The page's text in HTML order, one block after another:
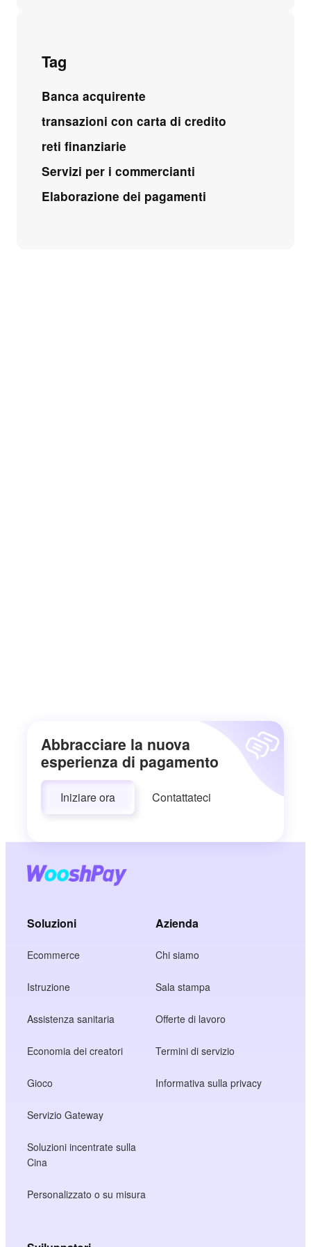
Tag
Banca acquirente
transazioni con carta di credito
reti finanziarie
Servizi per i commercianti
Elaborazione dei pagamenti
Abbracciare la nuova
esperienza di pagamento
Iniziare ora Contattateci
Soluzioni
Ecommerce
Istruzione
Assistenza sanitaria
Economia dei creatori
Gioco
Servizio Gateway
Soluzioni incentrate sulla
Cina
Personalizzato o su misura
Azienda
Chi siamo
Sala stampa
Offerte di lavoro
Termini di servizio
Informativa sulla privacy